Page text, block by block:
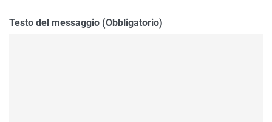
Testo del messaggio (Obbligatorio)